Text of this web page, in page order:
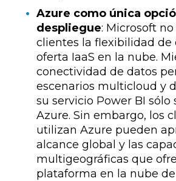
Azure como única
despliegue: Microsoft
clientes la flexibilidad de
oferta IaaS en la nube.
conectividad de datos
escenarios multicloud y
su servicio Power BI sólo
Azure. Sin embargo, los
utilizan Azure pueden
alcance global y las
multigeográficas que
plataforma en la nube